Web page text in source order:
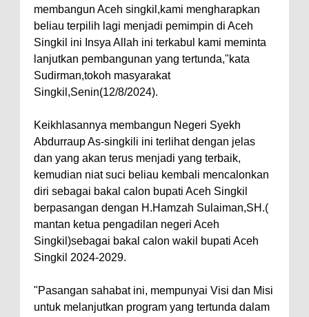
membangun Aceh singkil,kami mengharapkan
beliau terpilih lagi menjadi pemimpin di Aceh
Singkil ini Insya Allah ini terkabul kami meminta
lanjutkan pembangunan yang tertunda,"kata
Sudirman,tokoh masyarakat
Singkil,Senin(12/8/2024).
Keikhlasannya membangun Negeri Syekh
Abdurraup As-singkili ini terlihat dengan jelas
dan yang akan terus menjadi yang terbaik,
kemudian niat suci beliau kembali mencalonkan
diri sebagai bakal calon bupati Aceh Singkil
berpasangan dengan H.Hamzah Sulaiman,SH.(
mantan ketua pengadilan negeri Aceh
Singkil)sebagai bakal calon wakil bupati Aceh
Singkil 2024-2029.
"Pasangan sahabat ini, mempunyai Visi dan Misi
untuk melanjutkan program yang tertunda dalam